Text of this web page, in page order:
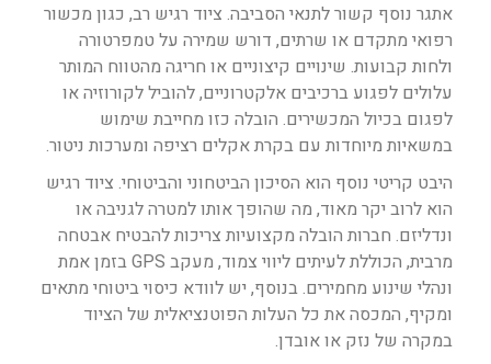
אתגר נוסף קשור לתנאי הסביבה. ציוד רגיש רב, כגון מכשור
רפואי מתקדם או שרתים, דורש שמירה על טמפרטורה
ולחות קבועות. שינויים קיצוניים או חריגה מהטווח המותר
עלולים לפגוע ברכיבים אלקטרוניים, להוביל לקורוזיה או
לפגום בכיול המכשירים. הובלה כזו מחייבת שימוש
במשאיות מיוחדות עם בקרת אקלים רציפה ומערכות ניטור.
היבט קריטי נוסף הוא הסיכון הביטחוני והביטוחי. ציוד רגיש
הוא לרוב יקר מאוד, מה שהופך אותו למטרה לגניבה או
ונדליזם. חברות הובלה מקצועיות צריכות להבטיח אבטחה
מרבית, הכוללת לעיתים ליווי צמוד, מעקב GPS בזמן אמת
ונהלי שינוע מחמירים. בנוסף, יש לוודא כיסוי ביטוחי מתאים
ומקיף, המכסה את כל העלות הפוטנציאלית של הציוד
במקרה של נזק או אובדן.